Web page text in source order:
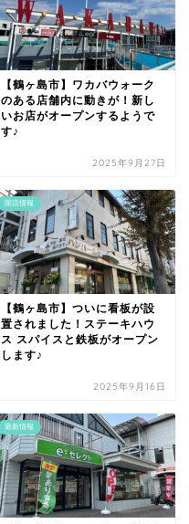
【鶴ヶ島市】ワカバウォーク
のある店舗内に動きが！新し
いお店がオープンするようで
す♪
2025年9月27日
開店情報
【鶴ヶ島市】ついに看板が設
置されました！ステーキハウ
ス スパイスと鉄板がオープン
します♪
2025年9月16日
最新情報